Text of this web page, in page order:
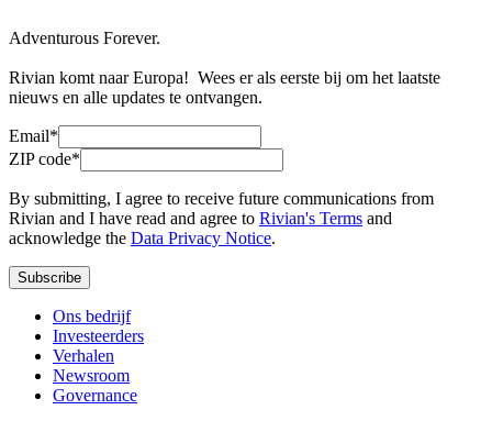
Adventurous Forever.
Rivian komt naar Europa! Wees er als eerste bij om het laatste
nieuws en alle updates te ontvangen.
Email*
ZIP code*
By submitting, I agree to receive future communications from
Rivian and I have read and agree to Rivian's Terms and
acknowledge the Data Privacy Notice.
Subscribe
Ons bedrijf
Investeerders
Verhalen
Newsroom
Governance